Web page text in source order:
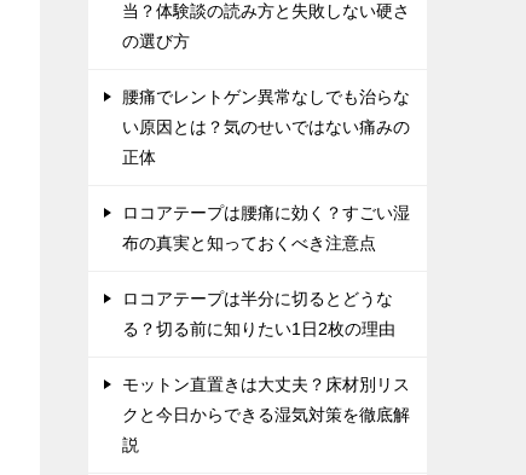
当？体験談の読み方と失敗しない硬さ
の選び方
腰痛でレントゲン異常なしでも治らな
い原因とは？気のせいではない痛みの
正体
ロコアテープは腰痛に効く？すごい湿
布の真実と知っておくべき注意点
ロコアテープは半分に切るとどうな
る？切る前に知りたい1日2枚の理由
モットン直置きは大丈夫？床材別リス
クと今日からできる湿気対策を徹底解
説